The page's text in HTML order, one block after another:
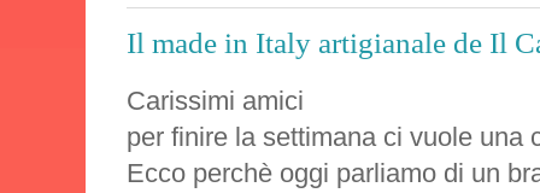
Il made in Italy artigianale de Il
Carissimi amici
per finire la settimana ci vuole una
Ecco perchè oggi parliamo di un